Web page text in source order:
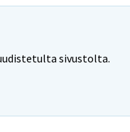
sivustolta.